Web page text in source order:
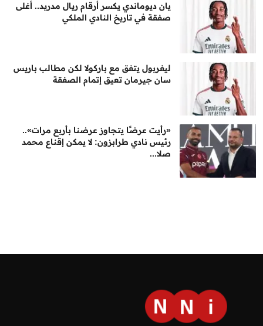
يان ديوماندي يكسر أرقام ريال مدريد.. أغلى
صفقة في تاريخ النادي الملكي
ليفربول يتفق مع باركولا لكن مطالب باريس
سان جيرمان تعيق إتمام الصفقة
«رأيت عرضًا يتجاوز عرضنا بأربع مرات»..
رئيس نادي طرابزون: لا يمكن إقناع محمد
صلا...